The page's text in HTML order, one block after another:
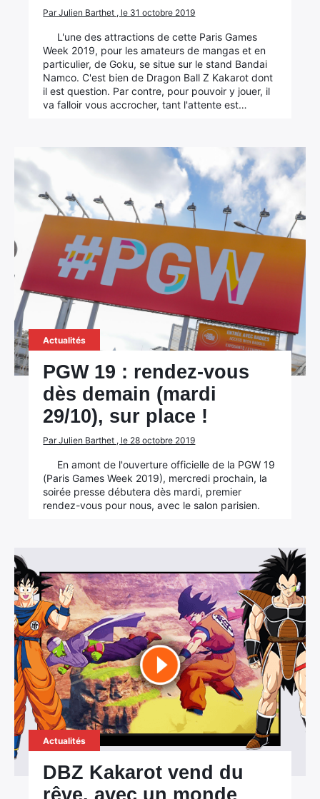
Par Julien Barthet , le 31 octobre 2019
L'une des attractions de cette Paris Games
Week 2019, pour les amateurs de mangas et en
particulier, de Goku, se situe sur le stand Bandai
Namco. C'est bien de Dragon Ball Z Kakarot dont
il est question. Par contre, pour pouvoir y jouer, il
va falloir vous accrocher, tant l'attente est…
Actualités
PGW 19 : rendez-vous
dès demain (mardi
29/10), sur place !
Par Julien Barthet , le 28 octobre 2019
En amont de l'ouverture officielle de la PGW 19
(Paris Games Week 2019), mercredi prochain, la
soirée presse débutera dès mardi, premier
rendez-vous pour nous, avec le salon parisien.
Actualités
DBZ Kakarot vend du
rêve, avec un monde